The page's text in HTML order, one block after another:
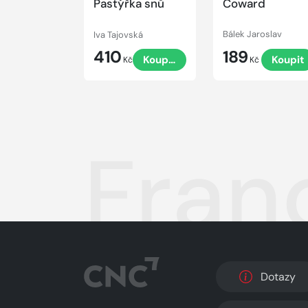
Pastýřka snů
Iva Tajovská
410 Kč Koupit
Coward
Bálek Jaroslav
189 Kč Koupit
Dotazy